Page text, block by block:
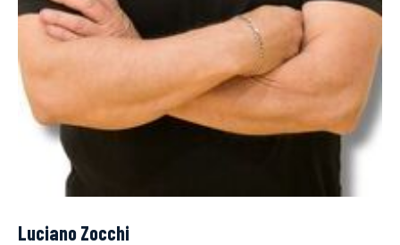
Luciano Zocchi